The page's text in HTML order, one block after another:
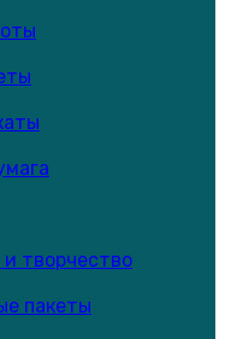
творчество
пакеты